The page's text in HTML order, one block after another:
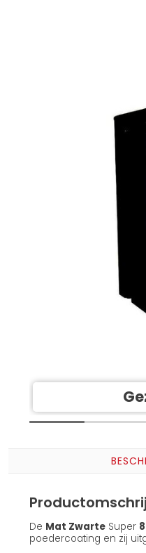
De Mat Zwarte Super
poedercoating en zij